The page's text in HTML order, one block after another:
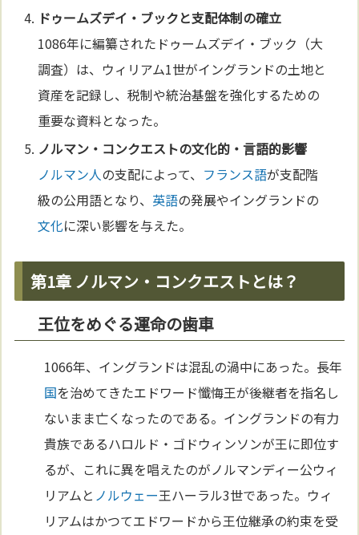
ドゥームズデイ・ブックと支配体制の確立
1086年に編纂されたドゥームズデイ・ブック（大
調査）は、ウィリアム1世がイングランドの土地と
資産を記録し、税制や統治基盤を強化するための
重要な資料となった。
ノルマン・コンクエストの文化的・言語的影響
ノルマン人の支配によって、 フランス語が支配階
級の公用語となり、 英語の発展やイングランドの
文化に深い影響を与えた。
第1章 ノルマン・コンクエストとは？
王位をめぐる運命の歯車
1066年、イングランドは混乱の渦中にあった。長年
国を治めてきたエドワード懺悔王が後継者を指名し
ないまま亡くなったのである。イングランドの有力
貴族であるハロルド・ゴドウィンソンが王に即位す
るが、これに異を唱えたのがノルマンディー公ウィ
リアムと ノルウェー王ハーラル3世であった。ウィ
リアムはかつてエドワードから王位継承の約束を受